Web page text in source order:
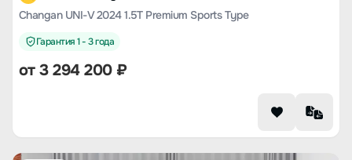
Changan UNI-V 2024 1.5T Premium Sports Type
Гарантия 1 - 3 года
от3 294 200₽